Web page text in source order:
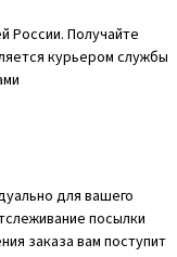
России. Получайте
курьером службы
для вашего
посылки
заказа вам поступит